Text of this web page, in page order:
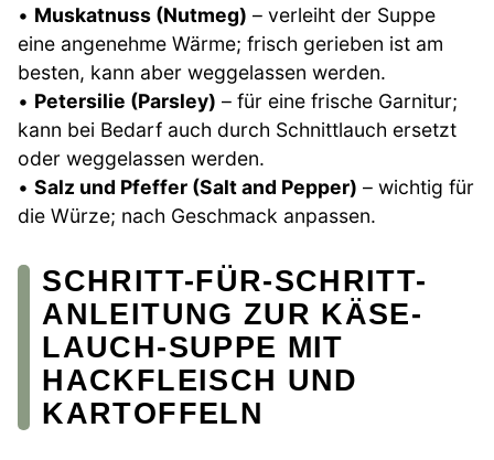
• Muskatnuss (Nutmeg) – verleiht der Suppe
eine angenehme Wärme; frisch gerieben ist am
besten, kann aber weggelassen werden.
• Petersilie (Parsley) – für eine frische Garnitur;
kann bei Bedarf auch durch Schnittlauch ersetzt
oder weggelassen werden.
• Salz und Pfeffer (Salt and Pepper) – wichtig für
die Würze; nach Geschmack anpassen.
SCHRITT-FÜR-SCHRITT-
ANLEITUNG ZUR KÄSE-
LAUCH-SUPPE MIT
HACKFLEISCH UND
KARTOFFELN